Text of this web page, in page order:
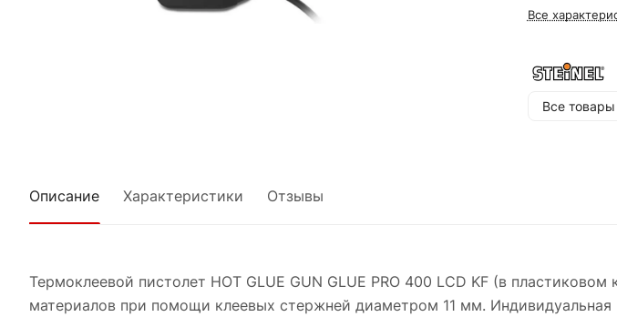
Все
Все товары
Описание Характеристики Отзывы
Термоклеевой пистолет HOT GLUE GUN GLUE PRO 400 LCD KF (в
материалов при помощи клеевых стержней диаметром 11 мм.